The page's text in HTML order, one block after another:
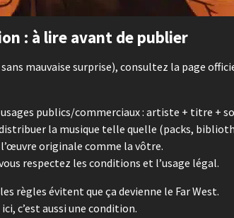
: à lire avant de publier
mauvaise surprise), consultez la page
publics/commerciaux : artiste + titre +
la musique telle quelle (packs,
originale comme la vôtre.
respectez les conditions et l’usage légal.
règles évitent que ça devienne le Far West.
c’est aussi une condition.